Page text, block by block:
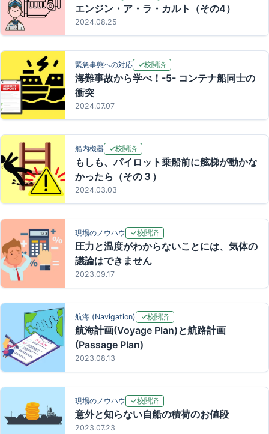
エンジン・ア・ラ・カルト（その4）
2024.08.25
緊急事態への対応 校閲済
海難事故から学べ！-5- コンテナ船同士の
衝突
2024.07.07
船内機器 校閲済
もしも、パイロット乗船前に舷梯が動かな
かったら（その３）
2024.03.03
現場のノウハウ 校閲済
圧力と温度がわからないことには、気体の
議論はできません
2023.09.17
航海 (Navigation) 校閲済
航海計画(Voyage Plan)と航路計画
(Passage Plan)
2023.08.13
現場のノウハウ 校閲済
意外と知らない自船の積荷のお値段
2023.07.23